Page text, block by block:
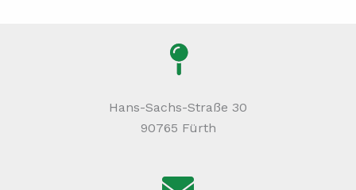
Hans-Sachs-Straße 30
90765 Fürth